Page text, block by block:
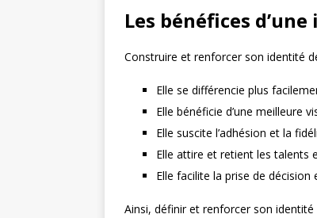
Les bénéfices
Construire et renforcer son identité
Elle se différencie plus
Elle bénéficie d’une meilleure
Elle suscite l’adhésion et la
Elle attire et retient les talents
Elle facilite la prise de
Ainsi, définir et renforcer son